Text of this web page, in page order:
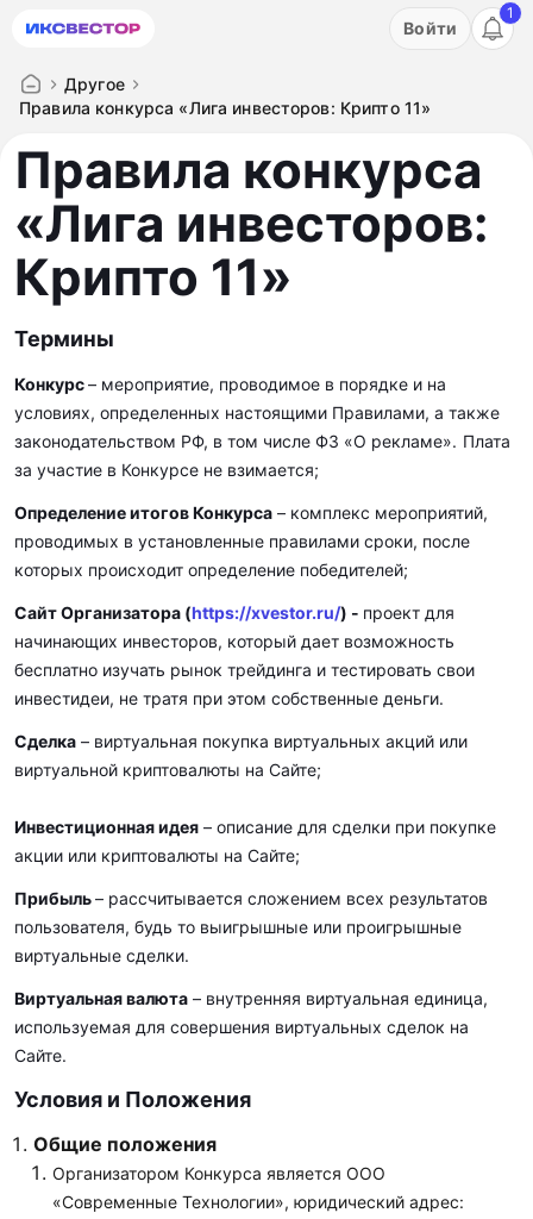
Акция: бесплатный пробный период на 3 дня!
Войти
1
Другое
Правила конкурса «Лига инвесторов: Крипто 11»
Правила конкурса
«Лига инвесторов:
Крипто 11»
Термины
Конкурс– мероприятие, проводимое в порядке и на
условиях, определенных настоящими Правилами, а также
законодательством РФ, в том числе ФЗ «О рекламе». Плата
за участие в Конкурсе не взимается;
Определение итогов Конкурса – комплекс мероприятий,
проводимых в установленные правилами сроки, после
которых происходит определение победителей;
Сайт Организатора (https://xvestor.ru/) - проект для
начинающих инвесторов, который дает возможность
бесплатно изучать рынок трейдинга и тестировать свои
инвестидеи, не тратя при этом собственные деньги.
Сделка – виртуальная покупка виртуальных акций или
виртуальной криптовалюты на Сайте;
Инвестиционная идея – описание для сделки при покупке
акции или криптовалюты на Сайте;
Прибыль– рассчитывается сложением всех результатов
пользователя, будь то выигрышные или проигрышные
виртуальные сделки.
Виртуальная валюта – внутренняя виртуальная единица,
используемая для совершения виртуальных сделок на
Сайте.
Условия и Положения
Общие положения
Организатором Конкурса является ООО
«Современные Технологии», юридический адрес: